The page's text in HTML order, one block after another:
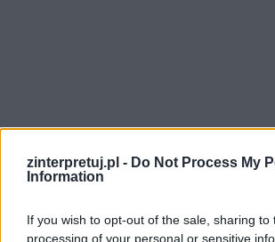
zinterpretuj.pl - Do Not Process My
Information
If you wish to opt-out of the sale, sharing to
processing of your personal or sensitive